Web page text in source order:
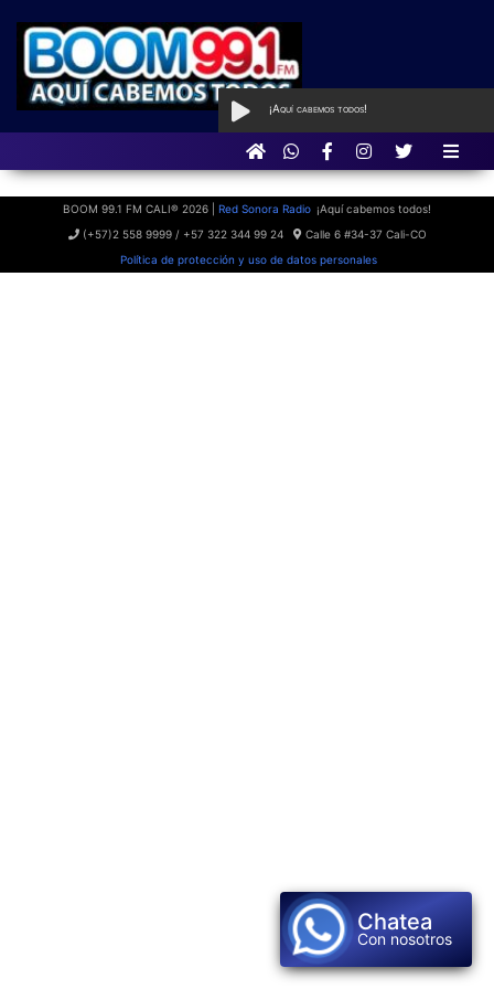
con Qué Programa tan
BOOM
¡Aquí cabemos todos!
Chatea
Con nosotros
BOOM 99.1 FM CALI® 2026 | Red Sonora Radio ¡Aquí cabemos todos!
(+57)2 558 9999 / +57 322 344 99 24
Calle 6 #34-37 Cali-CO
Política de protección y uso de datos personales